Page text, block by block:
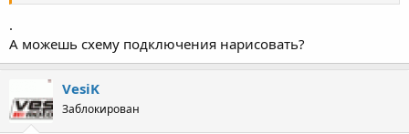
.
А можешь схему подключения нарисовать?
VesiK
Заблокирован